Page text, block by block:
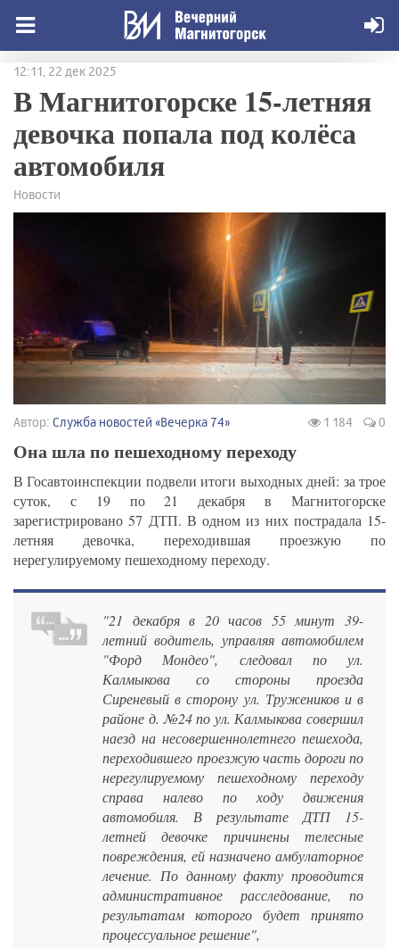
12:11, 22 дек 2025
В Магнитогорске 15-летняя
девочка попала под колёса
автомобиля
Новости
Автор: Служба новостей «Вечерка 74» 1 184 0
Она шла по пешеходному переходу
В Госавтоинспекции подвели итоги выходных дней: за трое
суток, с 19 по 21 декабря в Магнитогорске
зарегистрировано 57 ДТП. В одном из них пострадала 15-
летняя девочка, переходившая проезжую по
нерегулируемому пешеходному переходу.
"21 декабря в 20 часов 55 минут 39-
летний водитель, управляя автомобилем
"Форд Мондео", следовал по ул.
Калмыкова со стороны проезда
Сиреневый в сторону ул. Тружеников и в
районе д. №24 по ул. Калмыкова совершил
наезд на несовершеннолетнего пешехода,
переходившего проезжую часть дороги по
нерегулируемому пешеходному переходу
справа налево по ходу движения
автомобиля. В результате ДТП 15-
летней девочке причинены телесные
повреждения, ей назначено амбулаторное
лечение. По данному факту проводится
административное расследование, по
результатам которого будет принято
процессуальное решение",